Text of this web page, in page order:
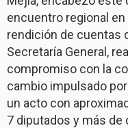
encuentro regional
rendición de cuentas
Secretaría General,
compromiso con la
cambio impulsado
un acto con
7 diputados y más